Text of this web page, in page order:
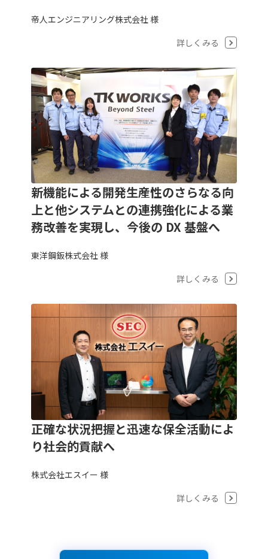
帝人エンジニアリング株式会社 様
詳しくみる
新機能による開発生産性のさらなる向
上と他システムとの連携強化による業
務改善を実現し、今後の DX 基盤へ
東洋鋼鈑株式会社 様
詳しくみる
正確な状況把握と迅速な保全活動によ
り社会的貢献へ
株式会社エスイー 様
詳しくみる